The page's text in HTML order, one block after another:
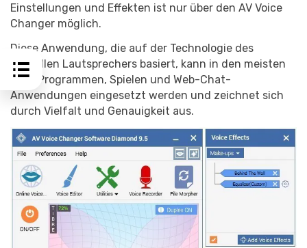
Einstellungen und Effekten ist nur über den AV Voice
Changer möglich.
Diese Anwendung, die auf der Technologie des
virtuellen Lautsprechers basiert, kann in den meisten
VoIP-Programmen, Spielen und Web-Chat-
Anwendungen eingesetzt werden und zeichnet sich
durch Vielfalt und Genauigkeit aus.